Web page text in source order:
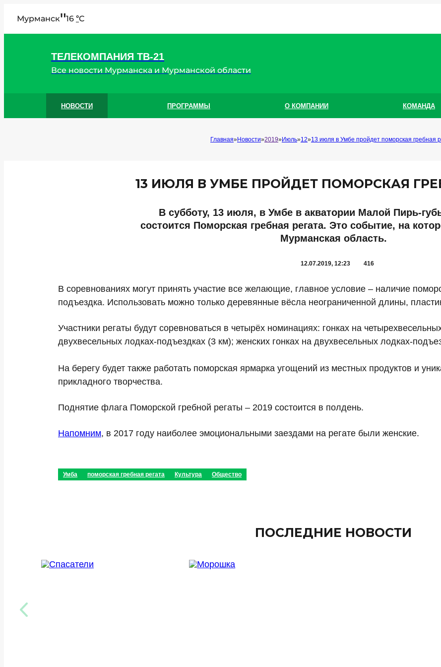
Мурманск"16 °C
ТЕЛЕКОМПАНИЯ ТВ-21
Все новости Мурманска и Мурманской области
НОВОСТИ ПРОГРАММЫ О КОМПАНИИ КОМАНДА
Главная Новости 2019 Июль 12 13 июля в Умбе пройдет поморская гребная
13 ИЮЛЯ В УМБЕ ПРОЙДЕТ ПОМОРСКАЯ
В субботу, 13 июля, в Умбе в акватории Малой Пирь-
состоится Поморская гребная регата. Это событие, на
Мурманская область.
12.07.2019, 12:23 416
В соревнованиях могут принять участие все желающие, главное условие – наличие
подъездка. Использовать можно только деревянные вёсла неограниченной длины,
Участники регаты будут соревноваться в четырёх номинациях: гонках на
двухвесельных лодках-подъездках (3 км); женских гонках на двухвесельных лодках-
На берегу будет также работать поморская ярмарка угощений из местных продуктов и
прикладного творчества.
Поднятие флага Поморской гребной регаты – 2019 состоится в полдень.
Напомним, в 2017 году наиболее эмоциональными заездами на регате были женские.
Умба поморская гребная регата Культура Общество
ПОСЛЕДНИЕ НОВОСТИ